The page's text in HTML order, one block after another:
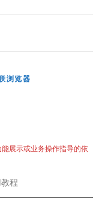
浏览器
展示或业务操作指导的依
程